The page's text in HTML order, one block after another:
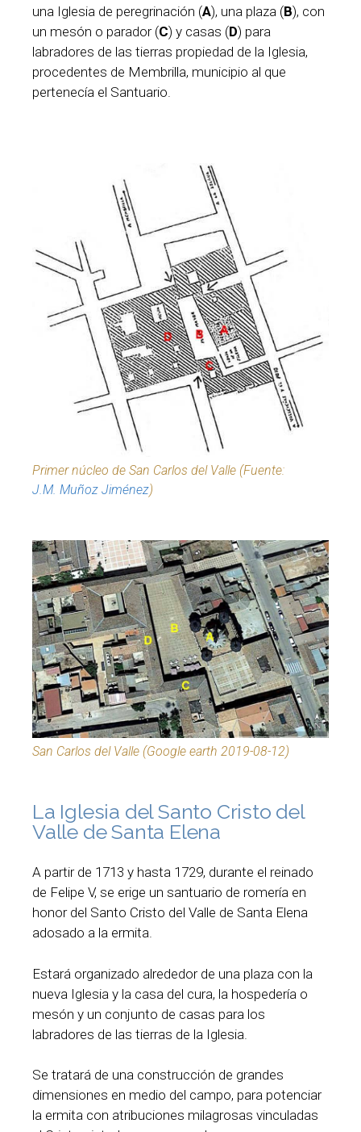
una Iglesia de peregrinación (A), una plaza (B), con
un mesón o parador (C) y casas (D) para
labradores de las tierras propiedad de la Iglesia,
procedentes de Membrilla, municipio al que
pertenecía el Santuario.
Primer núcleo de San Carlos del Valle (Fuente:
J.M. Muñoz Jiménez)
San Carlos del Valle (Google earth 2019-08-12)
La Iglesia del Santo Cristo del
Valle de Santa Elena
A partir de 1713 y hasta 1729, durante el reinado
de Felipe V, se erige un santuario de romería en
honor del Santo Cristo del Valle de Santa Elena
adosado a la ermita.
Estará organizado alrededor de una plaza con la
nueva Iglesia y la casa del cura, la hospedería o
mesón y un conjunto de casas para los
labradores de las tierras de la Iglesia.
Se tratará de una construcción de grandes
dimensiones en medio del campo, para potenciar
la ermita con atribuciones milagrosas vinculadas